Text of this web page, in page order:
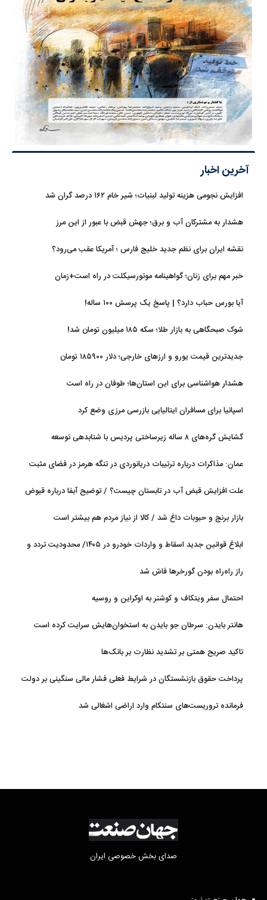
آخرین اخبار
افزایش نجومی هزینه تولید لبنیات؛ شیر خام ۱۶۲ درصد گران شد
هشدار به مشترکان آب و برق؛ جهش قبض با عبور از این مرز
نقشه ایران برای نظم جدید خلیج فارس ؛ آمریکا عقب می‌رود؟
خبر مهم برای زنان؛ گواهینامه موتورسیکلت در راه است+زمان
آیا بورس حباب دارد؟ | پاسخ یک پرسش ۱۰۰ ساله!
شوک صبحگاهی به بازار طلا؛ سکه ۱۸۵ میلیون تومان شد!
جدیدترین قیمت یورو و ارزهای خارجی؛ دلار ۱۸۵۹۰۰ تومان
هشدار هواشناسی برای این استان‌ها؛ طوفان در راه است
اسپانیا برای مسافران ایتالیایی بازرسی مرزی وضع کرد
گشایش گره‌های ۸ ساله زیرساختی پردیس با شتابدهی توسعه
عمان: مذاکرات درباره ترتیبات دریانوردی در تنگه هرمز در فضای مثبت
علت افزایش قبض آب در تابستان چیست؟ / توضیح آبفا درباره قبوض
بازار برنج و حبوبات داغ شد / کالا از نیاز مردم هم بیشتر است
ابلاغ قوانین جدید اسقاط و واردات خودرو در ۱۴۰۵/ محدودیت تردد و
راز راه‌راه بودن گورخرها فاش شد
احتمال سفر ویتکاف و کوشنر به اوکراین و روسیه
هانتر بایدن: سرطان جو بایدن به استخوان‌هایش سرایت کرده است
تاکید صریح همتی بر تشدید نظارت بر بانک‌ها
پرداخت حقوق بازنشستگان در شرایط فعلی فشار مالی سنگینی بر دولت
فرمانده تروریست‌های سنتکام وارد اراضی اشغالی شد
صدای بخش خصوصی ایران